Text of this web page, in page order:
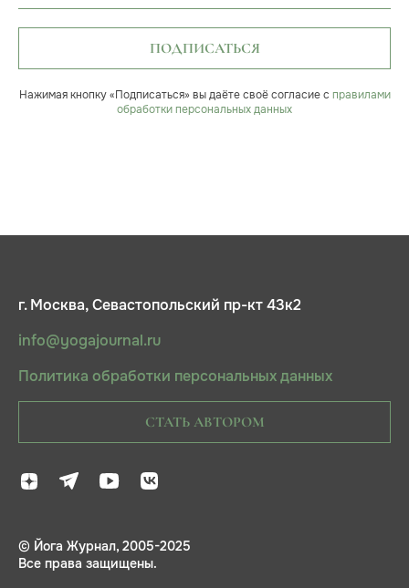
ПОДПИСАТЬСЯ
Нажимая кнопку «Подписаться» вы даёте своё согласие с правилами
обработки персональных данных
г. Москва, Севастопольский пр-кт 43к2
info@yogajournal.ru
Политика обработки персональных данных
СТАТЬ АВТОРОМ
© Йога Журнал, 2005-2025
Все права защищены.